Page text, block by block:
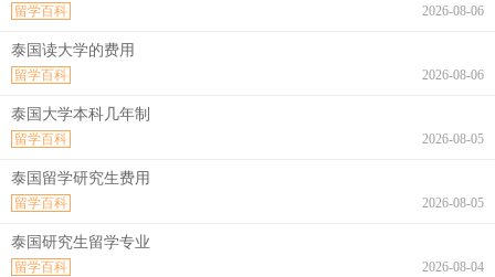
2026-08-06
留学百科
泰国读大学的费用
2026-08-06
留学百科
泰国大学本科几年制
2026-08-05
留学百科
泰国留学研究生费用
2026-08-05
留学百科
泰国研究生留学专业
2026-08-04
留学百科